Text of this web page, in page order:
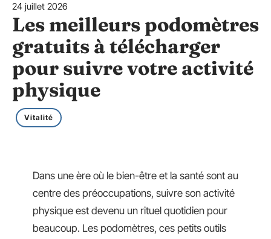
24 juillet 2026
Les meilleurs podomètres
gratuits à télécharger
pour suivre votre activité
physique
Vitalité
Dans une ère où le bien-être et la santé sont au
centre des préoccupations, suivre son activité
physique est devenu un rituel quotidien pour
beaucoup. Les podomètres, ces petits outils